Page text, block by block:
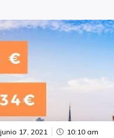
junio 17, 2021 10:10 am